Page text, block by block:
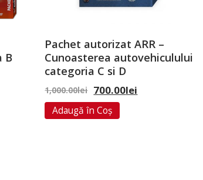
B
Pachet autorizat ARR –
Cunoasterea autovehiculului
categoria C si D
1,000.00lei 700.00lei
Adaugă în Coș